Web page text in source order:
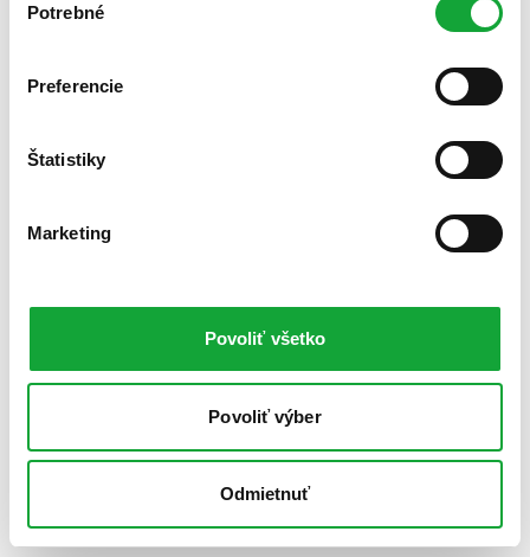
súhlasu
Potrebné
Preferencie
Štatistiky
Marketing
Povoliť všetko
Povoliť výber
Odmietnuť